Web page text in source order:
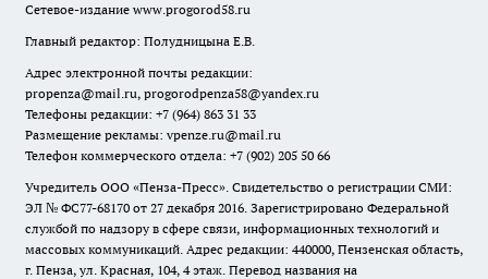
Сетевое-издание www.progorod58.ru
Главный редактор: Полудницына Е.В.
Адрес электронной почты редакции:
propenza@mail.ru, progorodpenza58@yandex.ru
Телефоны редакции: +7 (964) 863 31 33
Размещение рекламы: vpenze.ru@mail.ru
Телефон коммерческого отдела: +7 (902) 205 50 66
Учредитель ООО «Пенза-Пресс». Свидетельство о регистрации СМИ:
ЭЛ № ФС77-68170 от 27 декабря 2016. Зарегистрировано Федеральной
службой по надзору в сфере связи, информационных технологий и
массовых коммуникаций. Адрес редакции: 440000, Пензенская область,
г. Пенза, ул. Красная, 104, 4 этаж. Перевод названия на